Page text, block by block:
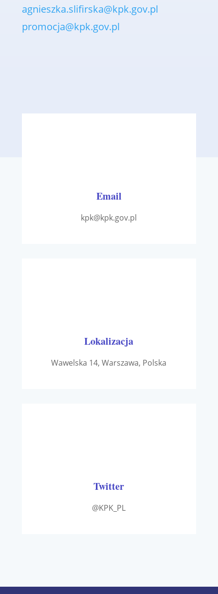
agnieszka.slifirska@kpk.gov.pl
promocja@kpk.gov.pl
Email
kpk@kpk.gov.pl
Lokalizacja
Wawelska 14, Warszawa, Polska
Twitter
@KPK_PL